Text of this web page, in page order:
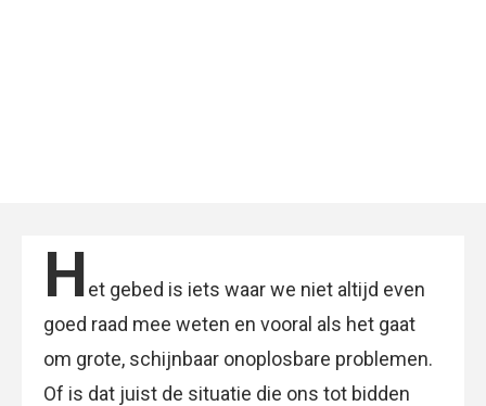
Het gebed is iets waar we niet altijd even
goed raad mee weten en vooral als het gaat
om grote, schijnbaar onoplosbare problemen.
Of is dat juist de situatie die ons tot bidden